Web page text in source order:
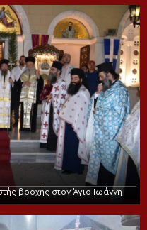
βροχής στον Άγιο Ιωάννη